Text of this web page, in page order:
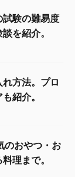
験の難易度
を紹介。
方法。プロ
紹介。
のおやつ・お
理まで。